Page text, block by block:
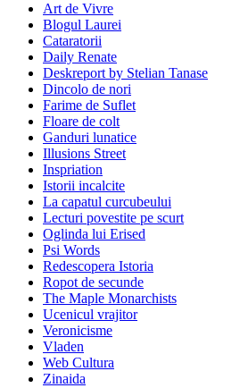
Art de Vivre
Blogul Laurei
Cataratorii
Daily Renate
Deskreport by Stelian Tanase
Dincolo de nori
Farime de Suflet
Floare de colt
Ganduri lunatice
Illusions Street
Inspriation
Istorii incalcite
La capatul curcubeului
Lecturi povestite pe scurt
Oglinda lui Erised
Psi Words
Redescopera Istoria
Ropot de secunde
The Maple Monarchists
Ucenicul vrajitor
Veronicisme
Vladen
Web Cultura
Zinaida